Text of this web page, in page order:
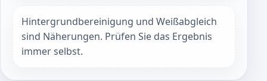
Hintergrundbereinigung und Weißabgleich
sind Näherungen. Prüfen Sie das Ergebnis
immer selbst.